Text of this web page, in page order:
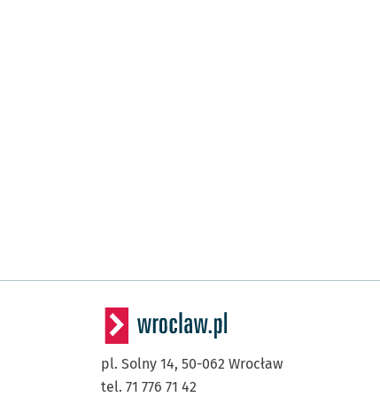
pl. Solny 14, 50-062 Wrocław
tel. 71 776 71 42